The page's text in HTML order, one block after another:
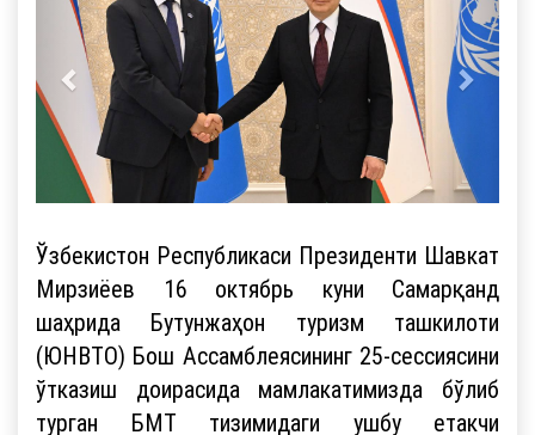
Ўзбекистон Республикаси Президенти Шавкат
Мирзиёев 16 октябрь куни Самарқанд
шаҳрида Бутунжаҳон туризм ташкилоти
(ЮНВТО) Бош Ассамблеясининг 25-сессиясини
ўтказиш доирасида мамлакатимизда бўлиб
турган БМТ тизимидаги ушбу етакчи